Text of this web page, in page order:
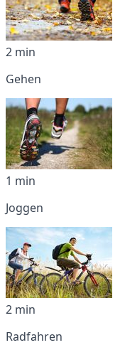
2 min
Gehen
1 min
Joggen
2 min
Radfahren